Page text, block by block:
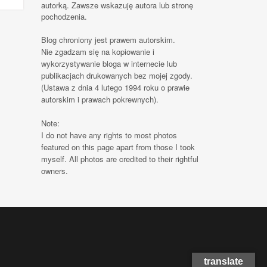
autorką. Zawsze wskazuję autora lub stronę
pochodzenia.
Blog chroniony jest prawem autorskim.
Nie zgadzam się na kopiowanie i
wykorzystywanie bloga w internecie lub
publikacjach drukowanych bez mojej zgody.
(Ustawa z dnia 4 lutego 1994 roku o prawie
autorskim i prawach pokrewnych).
Note:
I do not have any rights to most photos
featured on this page apart from those I took
myself. All photos are credited to their rightful
owners.
translate